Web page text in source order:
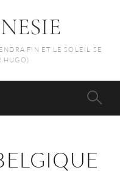
FIN ET LE SOLEIL SE
HUGO)